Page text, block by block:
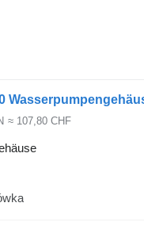
≈ 107,80 CHF